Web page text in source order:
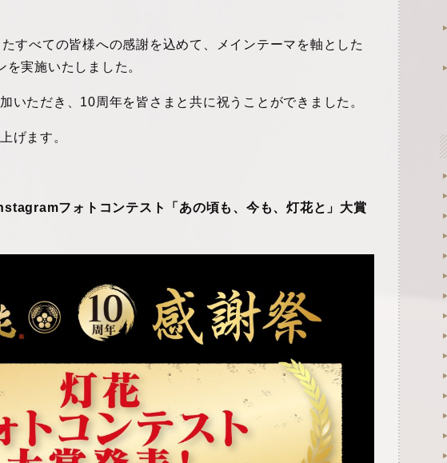
すべての皆様への感謝を込めて、メインテーマを軸とした
実施いたしました。
いただき、10周年を皆さまと共に祝うことができました。
げます。
フォトコンテスト「あの頃も、今も、灯花と」大賞